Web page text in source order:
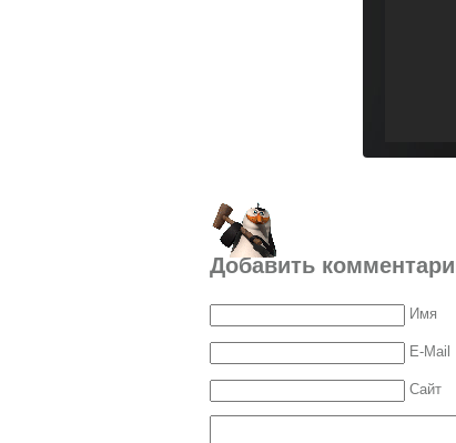
Добавить
Имя
E-Mail
Сайт